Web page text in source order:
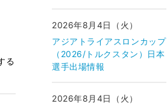
る
2026年8月4日（火）
アジアトライアスロンカップ
（2026/トルクスタン）日本
選手出場情報
2026年8月4日（火）